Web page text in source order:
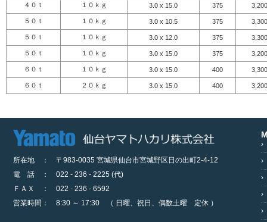
４０ｔ １０ｋｇ 3.0 x 15.0 375 3,200
５０ｔ １０ｋｇ 3.0 x 10.5 375 3,300
５０ｔ １０ｋｇ 3.0 x 12.0 375 3,300
５０ｔ １０ｋｇ 3.0 x 15.0 375 3,200
６０ｔ １０ｋｇ 3.0 x 15.0 400 3,300
６０ｔ ２０ｋｇ 3.0 x 15.0 400 3,200
所在地 ： 〒983-0035 宮城県仙台市宮城野区日の出町2-4-12
電 話 ： 022 - 236 - 2225 (代)
ＦＡＸ ： 022 - 236 - 6592
営業時間： 8:30 ～ 17:30 （ 日曜、祝日、偶数土曜 定休 ）
›
›
›
›
›